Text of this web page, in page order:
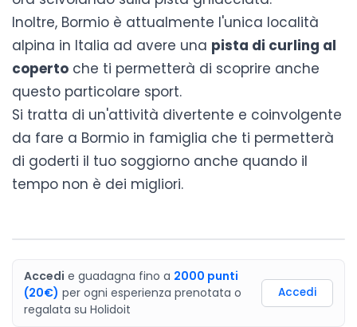
Inoltre, Bormio è attualmente l'unica località
alpina in Italia ad avere una pista di curling al
coperto che ti permetterà di scoprire anche
questo particolare sport.
Si tratta di un'attività divertente e coinvolgente
da fare a Bormio in famiglia che ti permetterà
di goderti il tuo soggiorno anche quando il
tempo non è dei migliori.
Accedi e guadagna fino a 2000 punti
(20€) per ogni esperienza prenotata o
regalata su Holidoit
Accedi